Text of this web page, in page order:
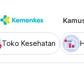
Toko Kesehatan